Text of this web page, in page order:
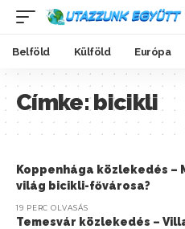
Belföld Külföld Európa
Címke:bicikli
Koppenhága közlekedés –
világ bicikli-fővárosa?
19 PERC OLVASÁS
Temesvár közlekedés –